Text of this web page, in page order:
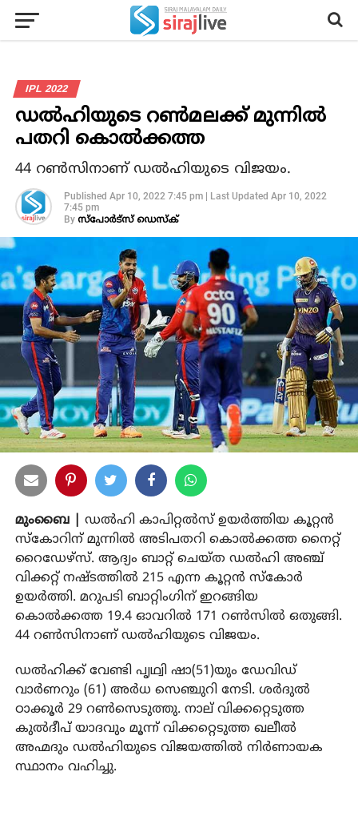
IPL 2022
ഡല്‍ഹിയുടെ റണ്‍മലക്ക് മുന്നില്‍
പതറി കൊല്‍ക്കത്ത
44 റണ്‍സിനാണ് ഡല്‍ഹിയുടെ വിജയം.
Published Apr 10, 2022 7:45 pm| Last Updated Apr 10, 2022
7:45 pm
By സ്‌പോര്‍ട്‌സ് ഡെസ്‌ക്‌
മുംബൈ |
ഡല്‍ഹി കാപിറ്റല്‍സ് ഉയര്‍ത്തിയ കൂറ്റന്‍
സ്‌കോറിന് മുന്നില്‍ അടിപതറി കൊല്‍ക്കത്ത നൈറ്റ്
റൈഡേഴ്‌സ്. ആദ്യം ബാറ്റ് ചെയ്ത ഡല്‍ഹി അഞ്ച്
വിക്കറ്റ് നഷ്ടത്തില്‍ 215 എന്ന കൂറ്റന്‍ സ്‌കോര്‍
ഉയര്‍ത്തി. മറുപടി ബാറ്റിംഗിന് ഇറങ്ങിയ
കൊല്‍ക്കത്ത 19.4 ഓവറില്‍ 171 റണ്‍സില്‍ ഒതുങ്ങി.
44 റണ്‍സിനാണ് ഡല്‍ഹിയുടെ വിജയം.
ഡല്‍ഹിക്ക് വേണ്ടി പൃഥ്വി ഷാ(51)യും ഡേവിഡ്
വാര്‍ണറും (61) അര്‍ധ സെഞ്ചുറി നേടി. ശര്‍ദുല്‍
ഠാക്കൂര്‍ 29 റണ്‍സെടുത്തു. നാല് വിക്കറ്റെടുത്ത
കുല്‍ദീപ് യാദവും മൂന്ന് വിക്കറ്റെടുത്ത ഖലീല്‍
അഹ്മദും ഡല്‍ഹിയുടെ വിജയത്തില്‍ നിര്‍ണായക
സ്ഥാനം വഹിച്ചു.